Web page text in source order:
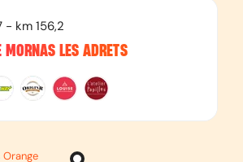
- km 156,2
MORNAS LES ADRETS